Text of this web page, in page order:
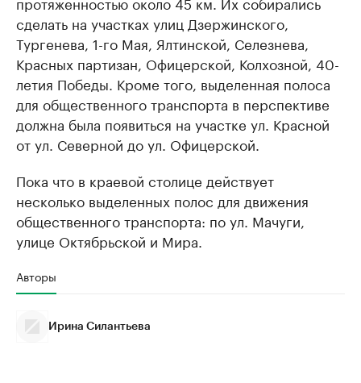
сделать на участках улиц Дзержинского,
Тургенева, 1-го Мая, Ялтинской, Селезнева,
Красных партизан, Офицерской, Колхозной, 40-
летия Победы. Кроме того, выделенная полоса
для общественного транспорта в перспективе
должна была появиться на участке ул. Красной
от ул. Северной до ул. Офицерской.
Пока что в краевой столице действует
несколько выделенных полос для движения
общественного транспорта: по ул. Мачуги,
улице Октябрьской и Мира.
Авторы
Ирина Силантьева